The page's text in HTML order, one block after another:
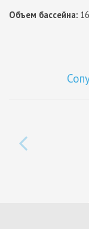
Объем бассейна: